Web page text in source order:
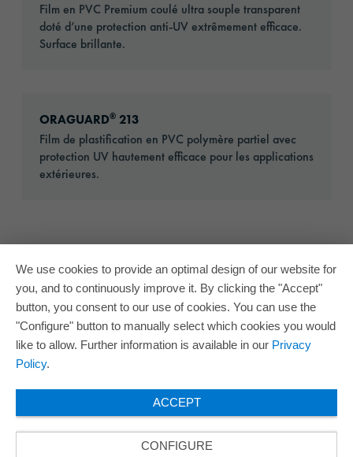
Film en PVC Premium coulé ultra souple transparent
doté d’une protection anti-UV extrêmement efficace.
Surface brillante.
ORAGUARD® 213
Film de plastification en PVC polymère partiel avec
protection UV hautement efficace pour les applications
extérieures.
We use cookies to provide an optimal design of our website for
you, and to continuously improve it. By clicking the "Accept"
button, you consent to our use of cookies. You can use the
"Configure" button to manually select which cookies you would
like to allow. Further information is available in our Privacy
Policy.
ACCEPT
CONFIGURE